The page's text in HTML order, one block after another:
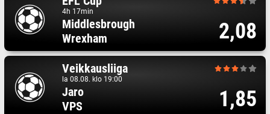
4h 17min
Middlesbrough
Wrexham
2,08
Veikkausliiga
la 08.08. klo 19:00
Jaro
VPS
1,85